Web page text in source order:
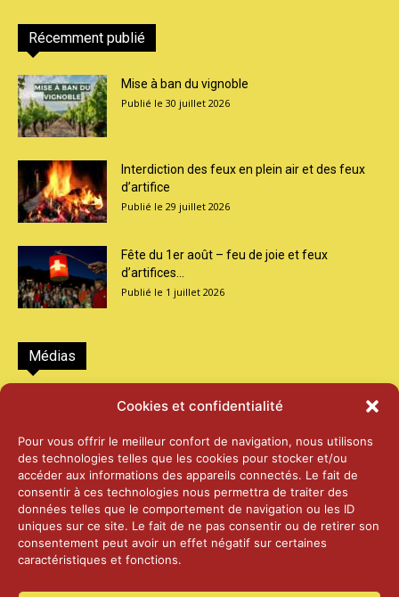
Cookies et confidentialité
Pour vous offrir le meilleur confort de navigation, nous utilisons
des technologies telles que les cookies pour stocker et/ou
accéder aux informations des appareils connectés. Le fait de
consentir à ces technologies nous permettra de traiter des
données telles que le comportement de navigation ou les ID
uniques sur ce site. Le fait de ne pas consentir ou de retirer son
consentement peut avoir un effet négatif sur certaines
caractéristiques et fonctions.
Récemment publié
Mise à ban du vignoble
30 juillet 2026
Interdiction des feux en plein air et des feux
d’artifice
29 juillet 2026
Fête du 1er août – feu de joie et feux
d’artifices...
1 juillet 2026
Médias
2026 – Laiterie d’Orsières et Abbaye de St-
25 juin 2026
2025 – Palais Fédéral – Berne
25 juin 2026
14 janvier 2025